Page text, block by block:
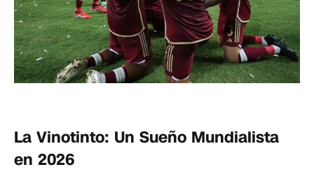
La Vinotinto: Un Sueño Mundialista
en 2026